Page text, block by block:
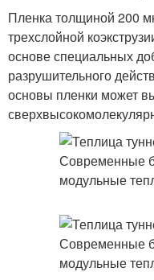
Пленка толщиной 200
трехслойной
основе специальных
разрушительного
основы пленки может